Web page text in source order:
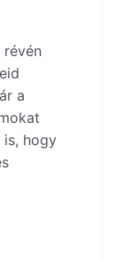
a
hogy